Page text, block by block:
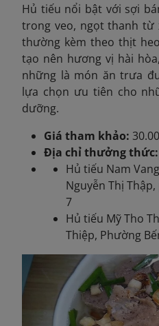
Hủ tiếu nổi bật với sợi
trong veo, ngọt thanh từ
thường kèm theo thịt
tạo nên hương vị hài
những là món ăn trưa
lựa chọn ưu tiên cho
dưỡng.
Giá tham khảo:
Địa chỉ thưởng thức:
Hủ tiếu Nam
Nguyễn Thị
7
Hủ tiếu Mỹ Tho
Thiệp, Phường